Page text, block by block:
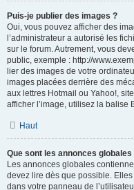
Puis-je publier des images ?
Oui, vous pouvez afficher des
l’administrateur a autorisé les
sur le forum. Autrement, vous
public, exemple : http://
lier des images de votre
images placées derrière des
aux lettres Hotmail ou Yahoo!,
afficher l’image, utilisez la balise
Haut
Que sont les annonces globales
Les annonces globales
devez lire dès que possible.
dans votre panneau de